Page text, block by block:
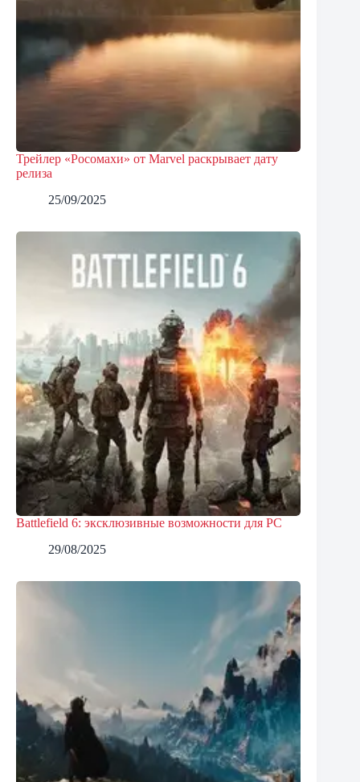
Трейлер «Росомахи» от Marvel раскрывает дату
релиза
25/09/2025
Battlefield 6: эксклюзивные возможности для PC
29/08/2025